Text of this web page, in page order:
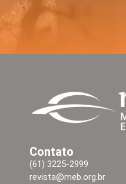
Contato
(61) 3225-2999
revista@meb.org.br